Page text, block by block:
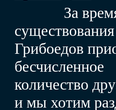
За
существования
Грибоедов
бесчисленное
количество
и мы хотим